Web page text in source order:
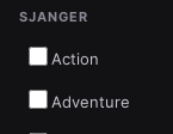
SJANGER
Action
Adventure